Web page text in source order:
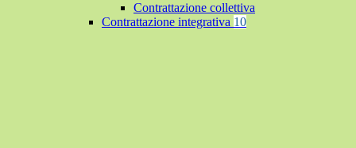
Contrattazione collettiva
Contrattazione integrativa 10